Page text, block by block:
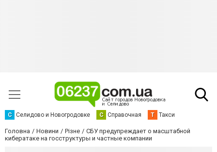
С Селидово и Новогродовке С Справочная Т Такси
Головна Новини Різне
СБУ предупреждает о масштабной
кибератаке на госструктуры и частные компании